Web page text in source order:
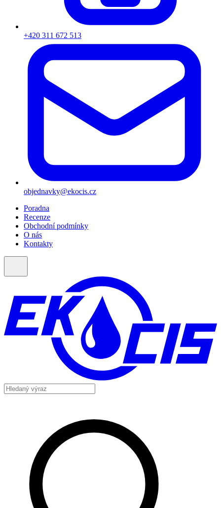
+420 311 672 513
objednavky@ekocis.cz
Poradna
Recenze
Obchodní podmínky
O nás
Kontakty